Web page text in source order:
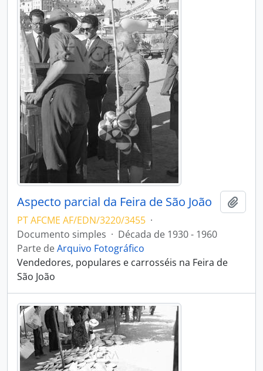
Aspecto parcial da Feira de São João
PT AFCME AF/EDN/3220/3455 ·
Documento simples · Década de 1930 - 1960
Parte deArquivo Fotográfico
Vendedores, populares e carrosséis na Feira de
São João